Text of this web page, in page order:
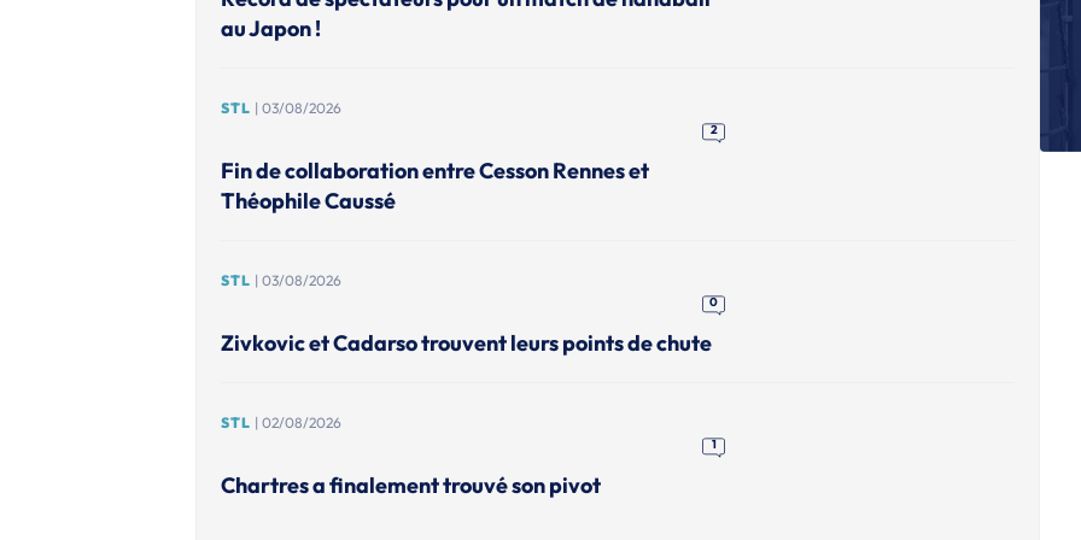
au Japon !
STL | 03/08/2026
2
Fin de collaboration entre Cesson Rennes et
Théophile Caussé
STL | 03/08/2026
0
Zivkovic et Cadarso trouvent leurs points de chute
STL | 02/08/2026
1
Chartres a finalement trouvé son pivot